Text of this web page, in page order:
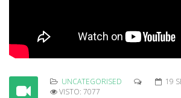
UNCATEGORISED
19
VISTO: 7077